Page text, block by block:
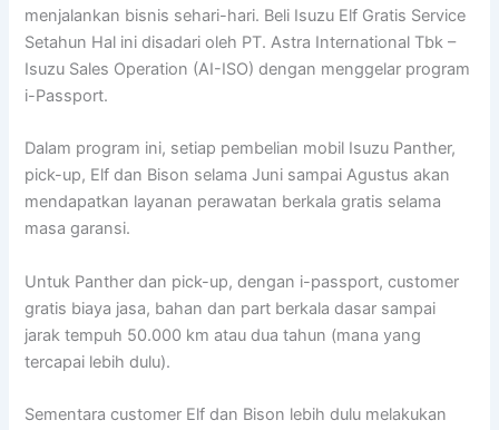
menjalankan bisnis sehari-hari. Beli Isuzu Elf Gratis Service
Setahun Hal ini disadari oleh PT. Astra International Tbk –
Isuzu Sales Operation (AI-ISO) dengan menggelar program
i-Passport.
Dalam program ini, setiap pembelian mobil Isuzu Panther,
pick-up, Elf dan Bison selama Juni sampai Agustus akan
mendapatkan layanan perawatan berkala gratis selama
masa garansi.
Untuk Panther dan pick-up, dengan i-passport, customer
gratis biaya jasa, bahan dan part berkala dasar sampai
jarak tempuh 50.000 km atau dua tahun (mana yang
tercapai lebih dulu).
Sementara customer Elf dan Bison lebih dulu melakukan